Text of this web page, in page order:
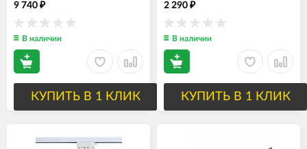
5000K
9 740 ₽
В наличии
КУПИТЬ В 1 КЛИК
2 290 ₽
В наличии
КУПИТЬ В 1 КЛИК